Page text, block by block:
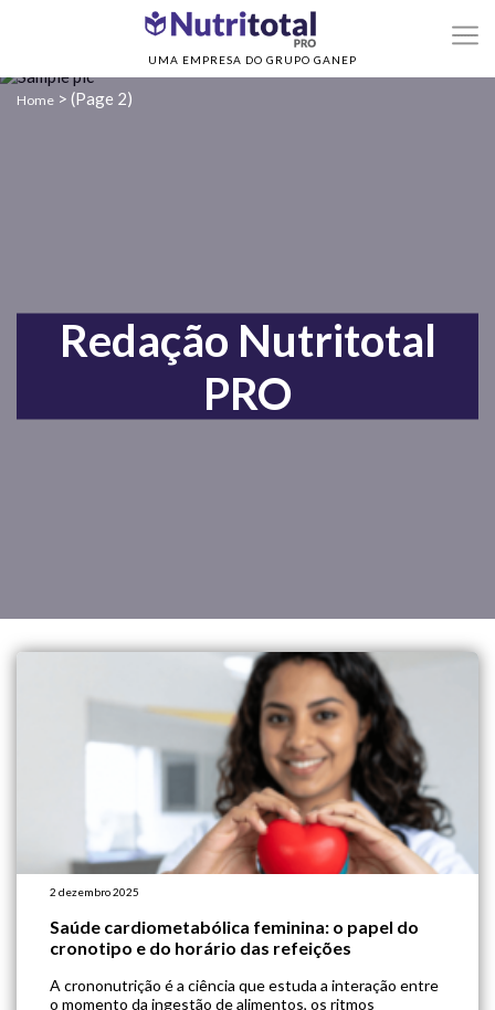
UMA EMPRESA DO GRUPO GANEP
Home > (Page 2)
Redação Nutritotal
PRO
2 dezembro 2025
Saúde cardiometabólica feminina: o papel do
cronotipo e do horário das refeições
A crononutrição é a ciência que estuda a interação entre
o momento da ingestão de alimentos, os ritmos